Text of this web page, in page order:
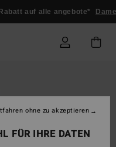
auf alle angebote* Damen
FÜR IHRE DATEN
ohne zu akzeptieren